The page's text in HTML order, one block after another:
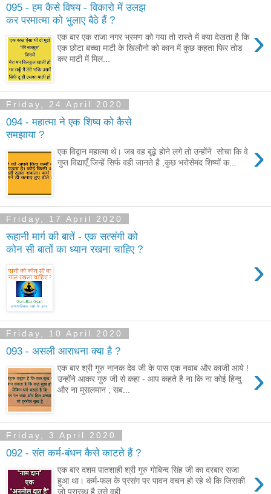
095 - हम कैसे विषय - विकारो में उलझ
कर परमात्मा को भुलाए बैठे हैं ?
›
एक बार एक राजा नगर भ्रमण को गया तो रास्ते में क्या देखता है कि
एक छोटा बच्चा माटी के खिलौनो को कान में कुछ कहता फिर तोड
कर माटी में मिल...
Friday, 24 April 2020
094 - महात्मा ने एक शिष्य को कैसे
समझाया ?
›
एक विद्वान महात्मा थे। जब वह बूढ़े होने लगे तो उन्होंने सोचा कि वे
गुप्त विद्याएँ,जिन्हें सिर्फ वही जानते है ,कुछ भरोसेमंद शिष्यों क...
Friday, 17 April 2020
रूहानी मार्ग की बातें - एक सत्संगी को
कोन सी बातों का ध्यान रखना चाहिए ?
›
Friday, 10 April 2020
093 - असली आराधना क्या है ?
›
एक बार श्री गुरु नानक देव जी के पास एक नवाब और काजी आये !
उन्होंने आकर गुरु जी से कहा - आप कहते है ना कि ना कोई हिन्दु
और ना मुसलमान ; सब...
Friday, 3 April 2020
092 - संत कर्म-बंधन कैसे काटते हैं ?
›
एक बार दशम पातशाही श्री गुरु गोबिन्द सिंह जी का दरबार सजा
हुआ था। कर्म-फल के प्रसंग पर पावन वचन हो रहे थे कि जिसकी
जो प्रारब्ध है उसे वही ...